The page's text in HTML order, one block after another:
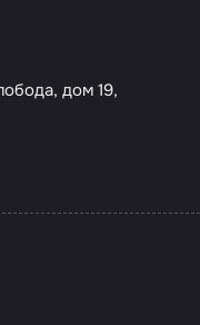
дом 19,